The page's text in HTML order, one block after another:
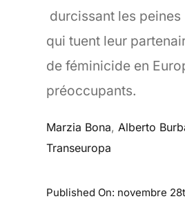
durcissant les
qui tuent leur
de féminicide en
préoccupants.
Marzia Bona, Alberto
Transeuropa
Published On: novembre